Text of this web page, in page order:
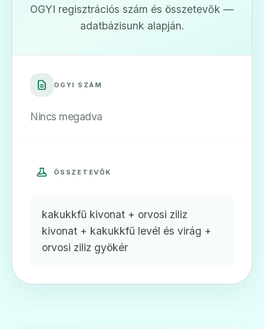
OGYI regisztrációs szám és összetevők —
adatbázisunk alapján.
OGYI SZÁM
Nincs megadva
ÖSSZETEVŐK
kakukkfű kivonat + orvosi ziliz
kivonat + kakukkfű levél és virág +
orvosi ziliz gyökér